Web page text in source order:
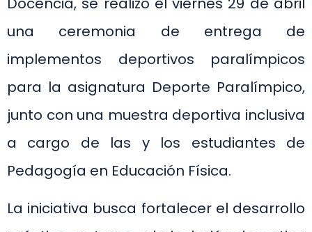
una ceremonia de entrega de
implementos deportivos paralímpicos
para la asignatura Deporte Paralímpico,
junto con una muestra deportiva inclusiva
a cargo de las y los estudiantes de
Pedagogía en Educación Física.
La iniciativa busca fortalecer el desarrollo